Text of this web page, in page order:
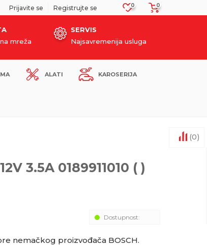
PLAĆANJE PLATNIM KARTICAMA! 0
0
Prijavite se Registrujte se
mreža
SERVIS
Najsavremenija usluga
ALATI KAROSERIJA
3.5A 0189911010 ( )
Dostupnost:
nemačkog proizvođača BOSCH.
(0)